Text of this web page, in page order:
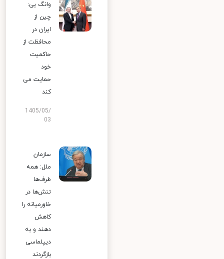
وانگ یی:
چین از
ایران در
محافظت از
حاکمیت
خود
حمایت می
کند
1405/05/
03
سازمان
ملل: همه
طرف‌ها
تنش‌ها در
خاورمیانه را
کاهش
دهند و به
دیپلماسی
بازگردند